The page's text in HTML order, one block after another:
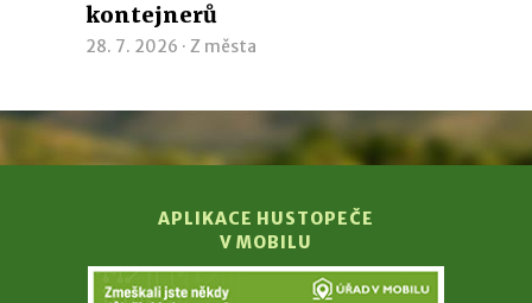
kontejnerů
28. 7. 2026 · Z města
APLIKACE HUSTOPEČE
V MOBILU